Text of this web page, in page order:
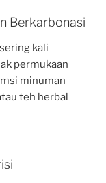
Berkarbonasi
kali
permukaan
minuman
teh herbal